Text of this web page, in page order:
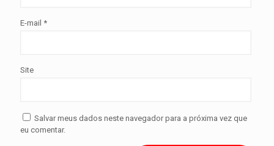
E-mail *
Site
Salvar meus dados neste navegador para a próxima vez que
eu comentar.